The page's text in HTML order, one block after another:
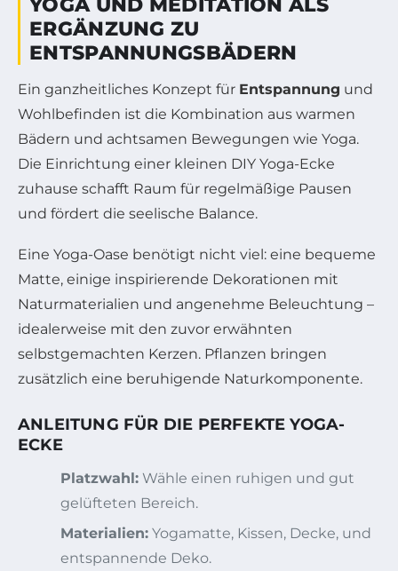
YOGA UND MEDITATION ALS
ERGÄNZUNG ZU
ENTSPANNUNGSBÄDERN
Ein ganzheitliches Konzept für Entspannung und
Wohlbefinden ist die Kombination aus warmen
Bädern und achtsamen Bewegungen wie Yoga.
Die Einrichtung einer kleinen DIY Yoga-Ecke
zuhause schafft Raum für regelmäßige Pausen
und fördert die seelische Balance.
Eine Yoga-Oase benötigt nicht viel: eine bequeme
Matte, einige inspirierende Dekorationen mit
Naturmaterialien und angenehme Beleuchtung –
idealerweise mit den zuvor erwähnten
selbstgemachten Kerzen. Pflanzen bringen
zusätzlich eine beruhigende Naturkomponente.
ANLEITUNG FÜR DIE PERFEKTE YOGA-
ECKE
Platzwahl: Wähle einen ruhigen und gut
gelüfteten Bereich.
Materialien: Yogamatte, Kissen, Decke, und
entspannende Deko.